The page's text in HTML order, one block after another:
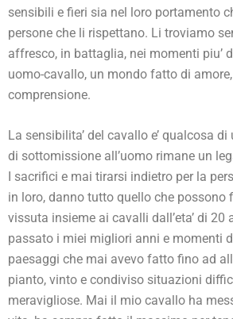
sensibili e fieri sia nel loro portamento
persone che li rispettano. Li troviamo
affresco, in battaglia, nei momenti piu’
uomo-cavallo, un mondo fatto di
comprensione.
La sensibilita’ del cavallo e’ qualcosa
di sottomissione all’uomo rimane un
I sacrifici e mai tirarsi indietro per la
in loro, danno tutto quello che possono
vissuta insieme ai cavalli dall’eta’ di 20
passato i miei migliori anni e momenti
paesaggi che mai avevo fatto fino ad
pianto, vinto e condiviso situazioni
meravigliose. Mai il mio cavallo ha